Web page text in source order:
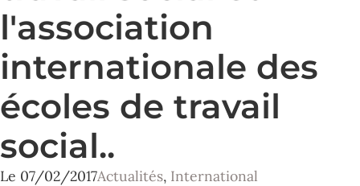
l'association
internationale des
écoles de travail
social..
Le 07/02/2017Actualités, International